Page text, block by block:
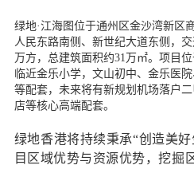
绿地·江海图位于通州区金沙湾新区
人民东路南侧、新世纪大道东侧，
万方，总建筑面积约31万㎡。项目
临近金乐小学，文山初中、金乐医
等配套，未来将有新规划机场落户
店等核心高端配套。
绿地香港将持续秉承“创造美
目区域优势与资源优势，挖掘